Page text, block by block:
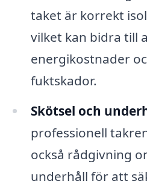
taket är korrekt
vilket kan bidra till
energikostnader
fuktskador.
Skötsel och
professionell
också rådgivning
underhåll för att